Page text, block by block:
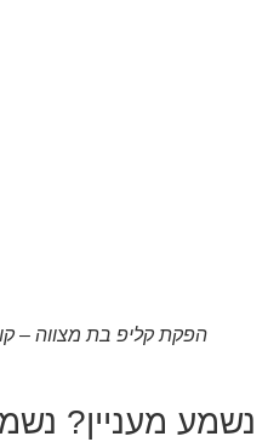
הפקת קליפ בת מצווה –
נשמע מעניין?